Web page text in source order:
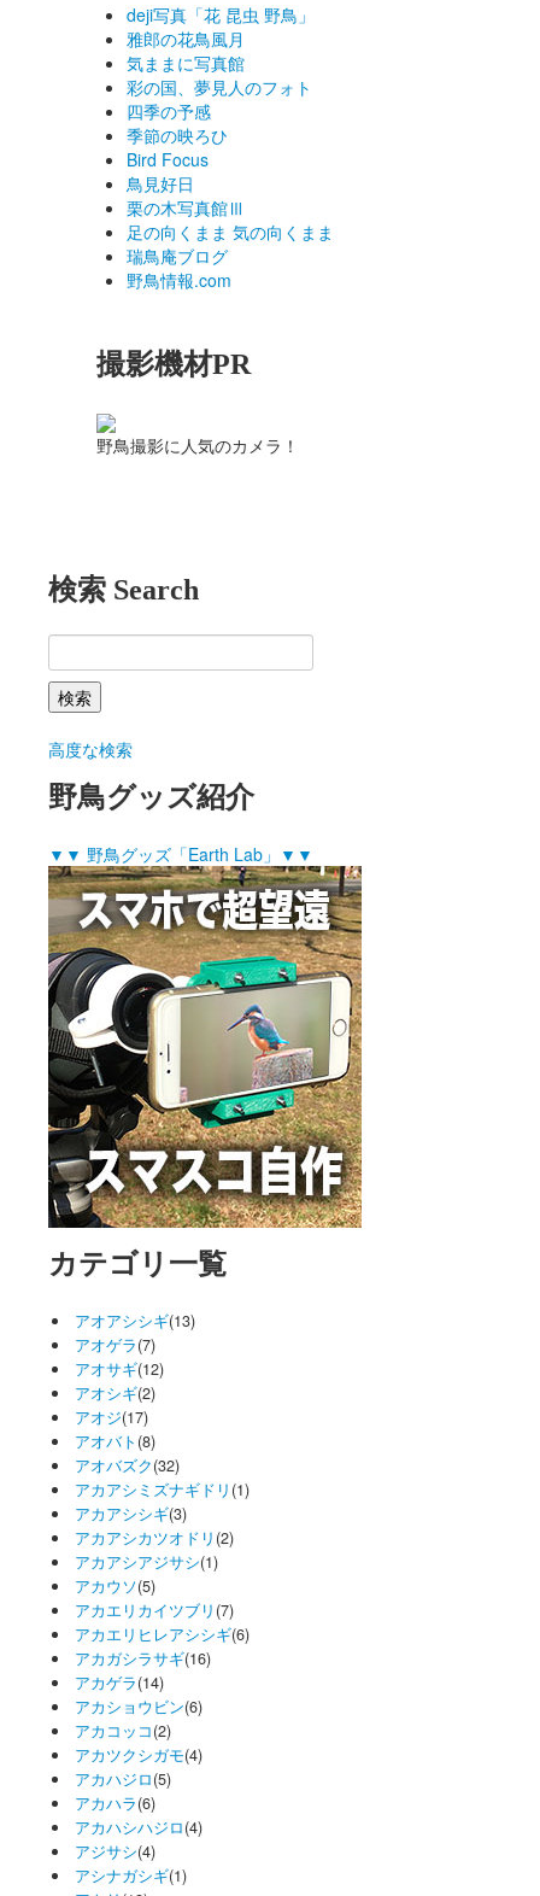
deji写真「花 昆虫 野鳥」
雅郎の花鳥風月
気ままに写真館
彩の国、夢見人のフォト
四季の予感
季節の映ろひ
Bird Focus
鳥見好日
栗の木写真館Ⅲ
足の向くまま 気の向くまま
瑞鳥庵ブログ
野鳥情報.com
撮影機材PR
野鳥撮影に人気のカメラ！
検索 Search
高度な検索
野鳥グッズ紹介
▼▼ 野鳥グッズ「Earth Lab」▼▼
カテゴリ一覧
アオアシシギ(13)
アオゲラ(7)
アオサギ(12)
アオシギ(2)
アオジ(17)
アオバト (8)
アオバズク(32)
アカアシミズナギドリ (1)
アカアシシギ(3)
アカアシカツオドリ (2)
アカアシアジサシ(1)
アカウソ(5)
アカエリカイツブリ (7)
アカエリヒレアシシギ(6)
アカガシラサギ(16)
アカゲラ(14)
アカショウビン(6)
アカコッコ(2)
アカツクシガモ(4)
アカハジロ(5)
アカハラ(6)
アカハシハジロ(4)
アジサシ(4)
アシナガシギ(1)